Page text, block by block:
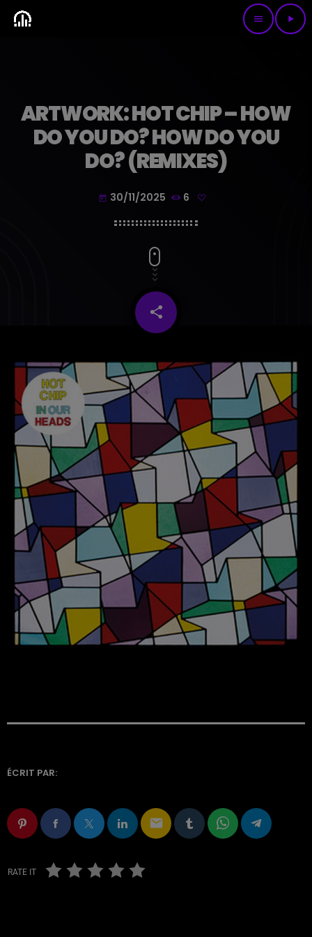
menu play_arrow
ARTWORK: HOT CHIP – HOW
DO YOU DO? HOW DO YOU
DO? (REMIXES)
today 30/11/2025 6
share
email
ÉCRIT PAR:
email
RATE IT